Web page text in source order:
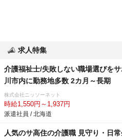
求人特集
介護福祉士/失敗しない職場選びを
川市内に勤務地多数 2カ月～長期
株式会社ニッソーネット
時給1,550円～1,937円
派遣社員 / 北海道
人気のサ高住の介護職 見守り・日